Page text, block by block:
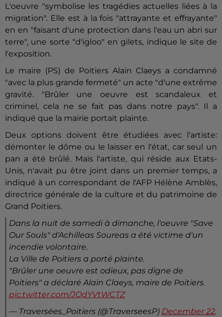
L'oeuvre "symbolise les tragédies actuelles liées à la
migration". Elle est à la fois "attrayante et effrayante"
en en "faisant d'une protection dans l'eau un abri sur
terre", une sorte "d'igloo" en gilets, indique le site de
l'exposition.
Le maire (PS) de Poitiers Alain Claeys a condamné
"avec la plus grande fermeté" un acte "d'une extrême
gravité. "Brûler une oeuvre est scandaleux et
criminel, cela ne se fait pas dans notre pays". Il a
indiqué que la mairie portait plainte.
Deux options doivent être étudiées avec l'artiste:
démonter le dôme ou le laisser en l'état, car seul un
pan a été brûlé. Mais l'artiste, qui réside aux Etats-
Unis, n'avait pu être joint dans un premier temps, a
indiqué à un correspondant de l'AFP Hélène Amblès,
directrice générale de la culture et du patrimoine de
Grand Poitiers.
Dans la nuit de samedi à dimanche, l'oeuvre "Save
Our Souls" d'Achilleas Soureas a été victime d'un
incendie volontaire.
La Ville de Poitiers a porté plainte.
"Brûler une oeuvre est odieux, pas digne de
Poitiers" a déclaré Alain Claeys, maire de Poitiers.
pic.twitter.com/JQdYVtWCTZ
— Traversées_Poitiers (@TraverseesP) December 22,